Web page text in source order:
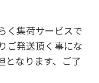
く集荷サービスで
ご発送頂く事にな
となります、ご了